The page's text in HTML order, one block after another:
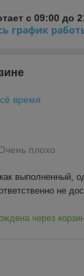
с 09:00 до
график
время
плохо
выполненный,
не
через